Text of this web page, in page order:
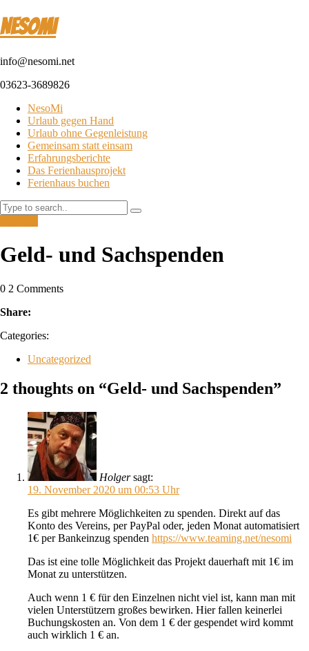
NesoMI
info@nesomi.net
03623-3689826
NesoMi
Urlaub gegen Hand
Urlaub ohne Gegenleistung
Gemeinsam statt einsam
Erfahrungsberichte
Das Ferienhausprojekt
Ferienhaus buchen
Search
Geld- und Sachspenden
0 2 Comments
Share:
Categories:
Uncategorized
2 thoughts on “Geld- und Sachspenden”
Holger sagt:
19. November 2020 um 00:53 Uhr
Es gibt mehrere Möglichkeiten zu spenden. Direkt auf das
Konto des Vereins, per PayPal oder, jeden Monat automatisiert
1€ per Bankeinzug spenden https://www.teaming.net/nesomi
Das ist eine tolle Möglichkeit das Projekt dauerhaft mit 1€ im
Monat zu unterstützen.
Auch wenn 1 € für den Einzelnen nicht viel ist, kann man mit
vielen Unterstützern großes bewirken. Hier fallen keinerlei
Buchungskosten an. Von dem 1 € der gespendet wird kommt
auch wirklich 1 € an.